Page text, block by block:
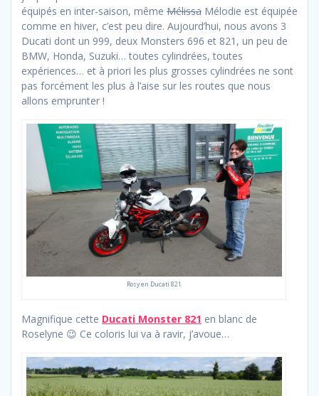
équipés en inter-saison, même Mélissa Mélodie est équipée
comme en hiver, c’est peu dire. Aujourd’hui, nous avons 3
Ducati dont un 999, deux Monsters 696 et 821, un peu de
BMW, Honda, Suzuki… toutes cylindrées, toutes
expériences… et à priori les plus grosses cylindrées ne sont
pas forcément les plus à l’aise sur les routes que nous
allons emprunter !
Rosy en Ducati 821
Magnifique cette Ducati Monster 821 en blanc de
Roselyne 😉 Ce coloris lui va à ravir, j’avoue…